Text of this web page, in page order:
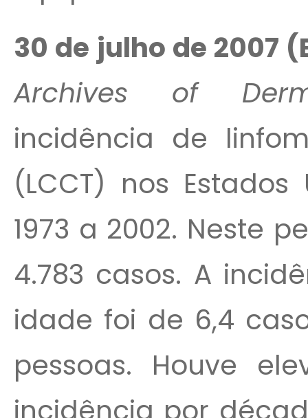
30 de julho de 2007
Archives of
incidência de
(LCCT) nos
1973 a 2002. Neste
4.783 casos. A
idade foi de 6,4
pessoas. Houve